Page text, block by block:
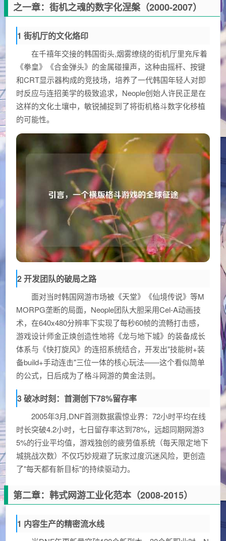
之一章：街机之魂的数字化涅槃（2000-2007）
1 街机厅的文化烙印
在千禧年交接的韩国街头,烟雾缭绕的街机厅里充斥着
《拳皇》《合金弹头》的金属碰撞声，这种由摇杆、按键
和CRT显示器构成的竞技场，培养了一代韩国年轻人对即
时反应与连招美学的极致追求，Neople创始人许民正是在
这样的文化土壤中，敏锐捕捉到了将街机格斗数字化移植
的可能性。
2 开发团队的破局之路
面对当时韩国网游市场被《天堂》《仙境传说》等M
MORPG垄断的局面，Neople团队大胆采用Cel-A动画技
术，在640x480分辨率下实现了每秒60帧的流畅打击感，
游戏设计师金正焕创造性地将《龙与地下城》的装备成长
体系与《快打旋风》的连招系统结合，开发出"技能树+装
备build+手动连击"三位一体的核心玩法——这个看似简单
的公式，日后成为了格斗网游的黄金法则。
3 破冰时刻：首测创下78%留存率
2005年3月,DNF首测数据震惊业界：72小时平均在线
时长突破4.2小时，七日留存率达到78%，远超同期网游3
5%的行业平均值，游戏独创的疲劳值系统（每天限定地下
城挑战次数）不仅巧妙规避了玩家过度沉迷风险，更创造
了"每天都有新目标"的持续驱动力。
第二章：韩式网游工业化范本（2008-2015）
1 内容生产的精密流水线